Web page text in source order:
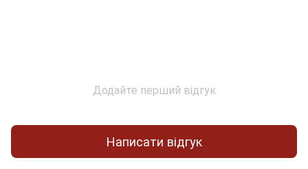
Додайте перший відгук
Написати відгук